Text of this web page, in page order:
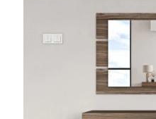
χτυπήματα και ευκολία
δύσκολων λεκέδων.
Ο προαιρετικός led
τοποθετηθεί στο
υπάρχει δυνατότητα
κίνησης, θα
με χαμηλή κατανάλωση